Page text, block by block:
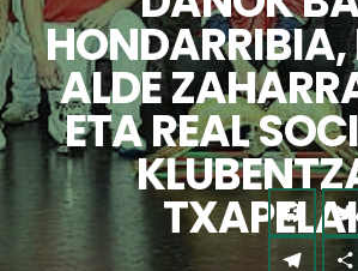
HONDARRIBIA,
ALDE
ETA REAL